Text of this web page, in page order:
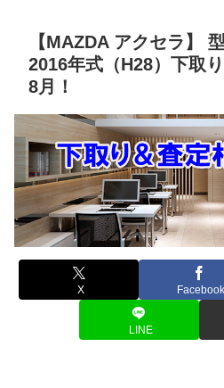
【MAZDA アクセラ】
2016年式（H28）下取
8月！
X Facebook
LINE